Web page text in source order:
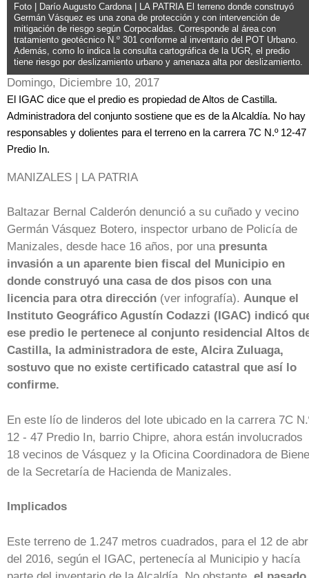
Foto | Darío Augusto Cardona | LA PATRIA El terreno donde construyó
Germán Vásquez es una zona de protección y con intervención de
mitigación de riesgo según Corpocaldas. Corresponde al área con
tratamiento geotécnico N.º 301 conforme al inventario del POT Urbano.
Además, como lo indica la consulta cartográfica de la UGR, el predio
tiene riesgo por deslizamiento urbano y amenaza alta por deslizamiento.
Domingo, Diciembre 10, 2017
El IGAC dice que el predio es propiedad de Altos de Castilla.
Administradora del conjunto sostiene que es de la Alcaldía. No hay
responsables y dolientes para el terreno en la carrera 7C N.º 12-47
Predio In.
MANIZALES | LA PATRIA
Baltazar Bernal Calderón denunció a su cuñado y vecino
Germán Vásquez Botero, inspector urbano de Policía de
Manizales, desde hace 16 años, por una presunta
invasión a un aparente bien fiscal del Municipio en
donde construyó una casa de dos pisos con una
licencia para otra dirección (ver infografía). Aunque el
Instituto Geográfico Agustín Codazzi (IGAC) indicó
ese predio le pertenece al conjunto residencial Altos
Castilla, la administradora de este, Alcira Zuluaga,
sostuvo que no existe certificado catastral que así lo
confirme.
En este lío de linderos del lote ubicado en la carrera 7C
12 - 47 Predio In, barrio Chipre, ahora están involucrados
18 vecinos de Vásquez y la Oficina Coordinadora de
de la Secretaría de Hacienda de Manizales.
Implicados
Este terreno de 1.247 metros cuadrados, para el 12 de
del 2016, según el IGAC, pertenecía al Municipio y hacía